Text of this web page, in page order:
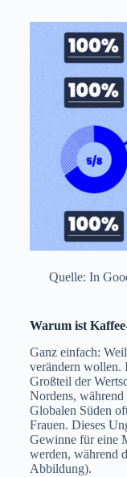
Quelle: In
Warum ist
Ganz einfach:
verändern wollen.
Großteil der
Nordens,
Globalen Süden
Frauen. Dieses
Gewinne für eine
werden, während
Abbildung).